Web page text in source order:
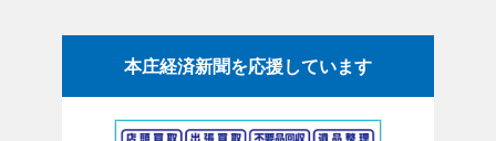
本庄経済新聞を応援しています